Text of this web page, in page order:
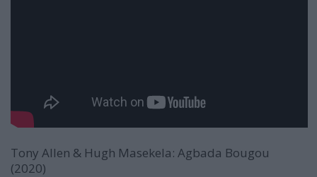
Tony Allen & Hugh Masekela: Agbada Bougou
(2020)